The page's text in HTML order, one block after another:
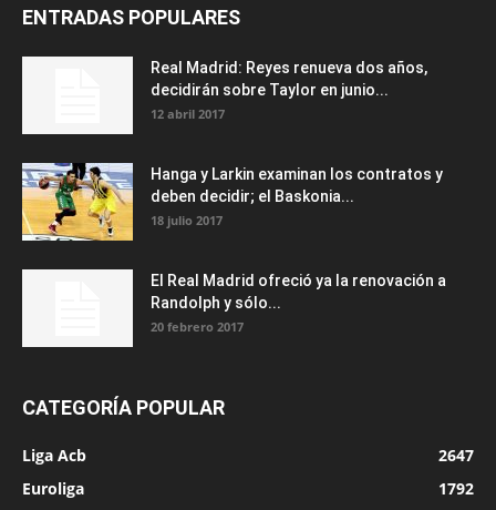
ENTRADAS POPULARES
Real Madrid: Reyes renueva dos años,
decidirán sobre Taylor en junio...
12 abril 2017
Hanga y Larkin examinan los contratos y
deben decidir; el Baskonia...
18 julio 2017
El Real Madrid ofreció ya la renovación a
Randolph y sólo...
20 febrero 2017
CATEGORÍA POPULAR
Liga Acb
2647
Euroliga
1792